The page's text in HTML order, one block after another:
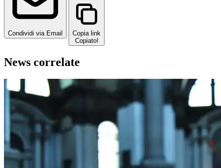
Condividi via Email
Copia link
Copiato!
News correlate